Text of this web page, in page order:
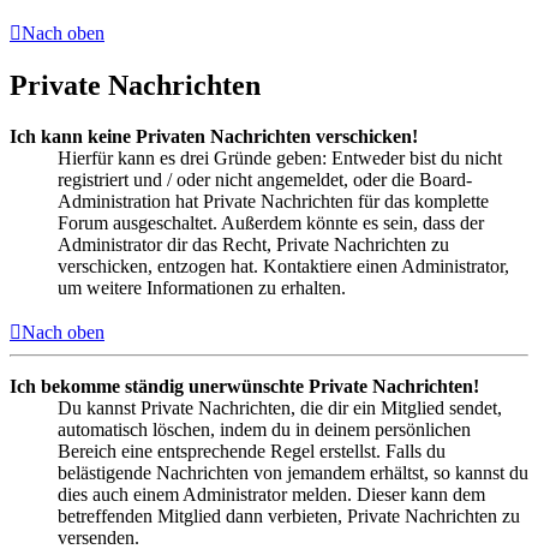
Nach oben
Private Nachrichten
Ich kann keine Privaten Nachrichten verschicken!
Hierfür kann es drei Gründe geben: Entweder bist du nicht
registriert und / oder nicht angemeldet, oder die Board-
Administration hat Private Nachrichten für das komplette
Forum ausgeschaltet. Außerdem könnte es sein, dass der
Administrator dir das Recht, Private Nachrichten zu
verschicken, entzogen hat. Kontaktiere einen Administrator,
um weitere Informationen zu erhalten.
Nach oben
Ich bekomme ständig unerwünschte Private Nachrichten!
Du kannst Private Nachrichten, die dir ein Mitglied sendet,
automatisch löschen, indem du in deinem persönlichen
Bereich eine entsprechende Regel erstellst. Falls du
belästigende Nachrichten von jemandem erhältst, so kannst du
dies auch einem Administrator melden. Dieser kann dem
betreffenden Mitglied dann verbieten, Private Nachrichten zu
versenden.